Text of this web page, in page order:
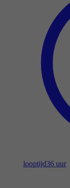
looptijd36 uur